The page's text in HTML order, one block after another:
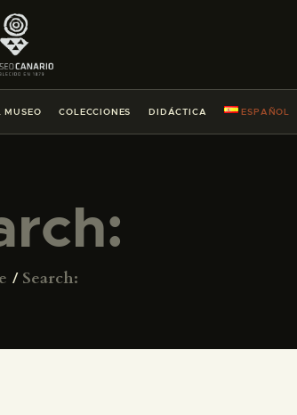
MUSEO COLECCIONES DIDÁCTICA ESPAÑOL
Search: